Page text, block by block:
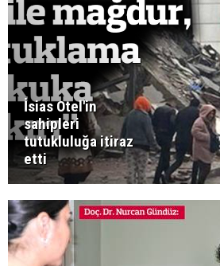
İsias Otel'in
sahipleri
tutukluluğa itiraz
etti